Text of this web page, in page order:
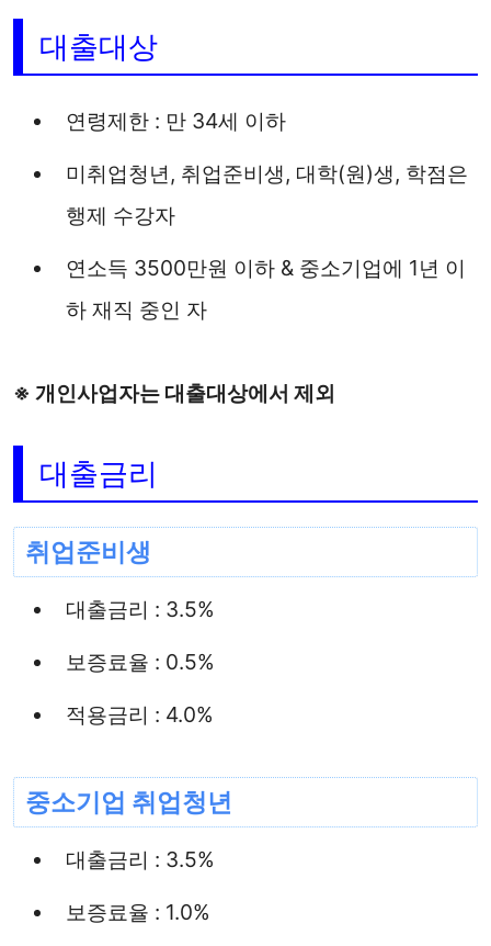
대출대상
연령제한 : 만 34세 이하
미취업청년, 취업준비생, 대학(원)생, 학점은
행제 수강자
연소득 3500만원 이하 & 중소기업에 1년 이
하 재직 중인 자
※ 개인사업자는 대출대상에서 제외
대출금리
취업준비생
대출금리 : 3.5%
보증료율 : 0.5%
적용금리 : 4.0%
중소기업 취업청년
대출금리 : 3.5%
보증료율 : 1.0%